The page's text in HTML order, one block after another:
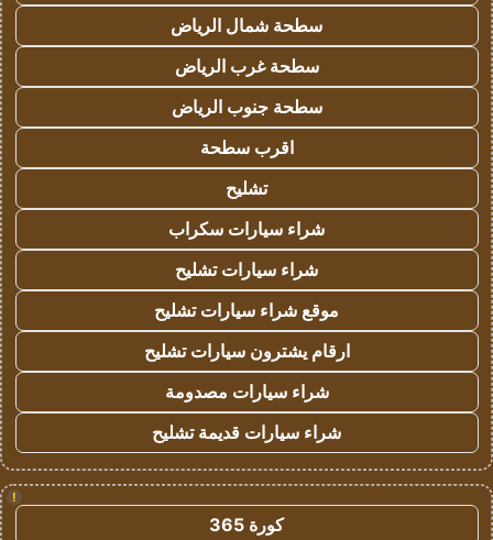
سطحة شمال الرياض
سطحة غرب الرياض
سطحة جنوب الرياض
اقرب سطحة
تشليح
شراء سيارات سكراب
شراء سيارات تشليح
موقع شراء سيارات تشليح
ارقام يشترون سيارات تشليح
شراء سيارات مصدومة
شراء سيارات قديمة تشليح
!
كورة 365